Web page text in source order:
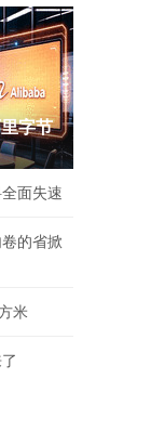
字节
面失速
的省掀
米